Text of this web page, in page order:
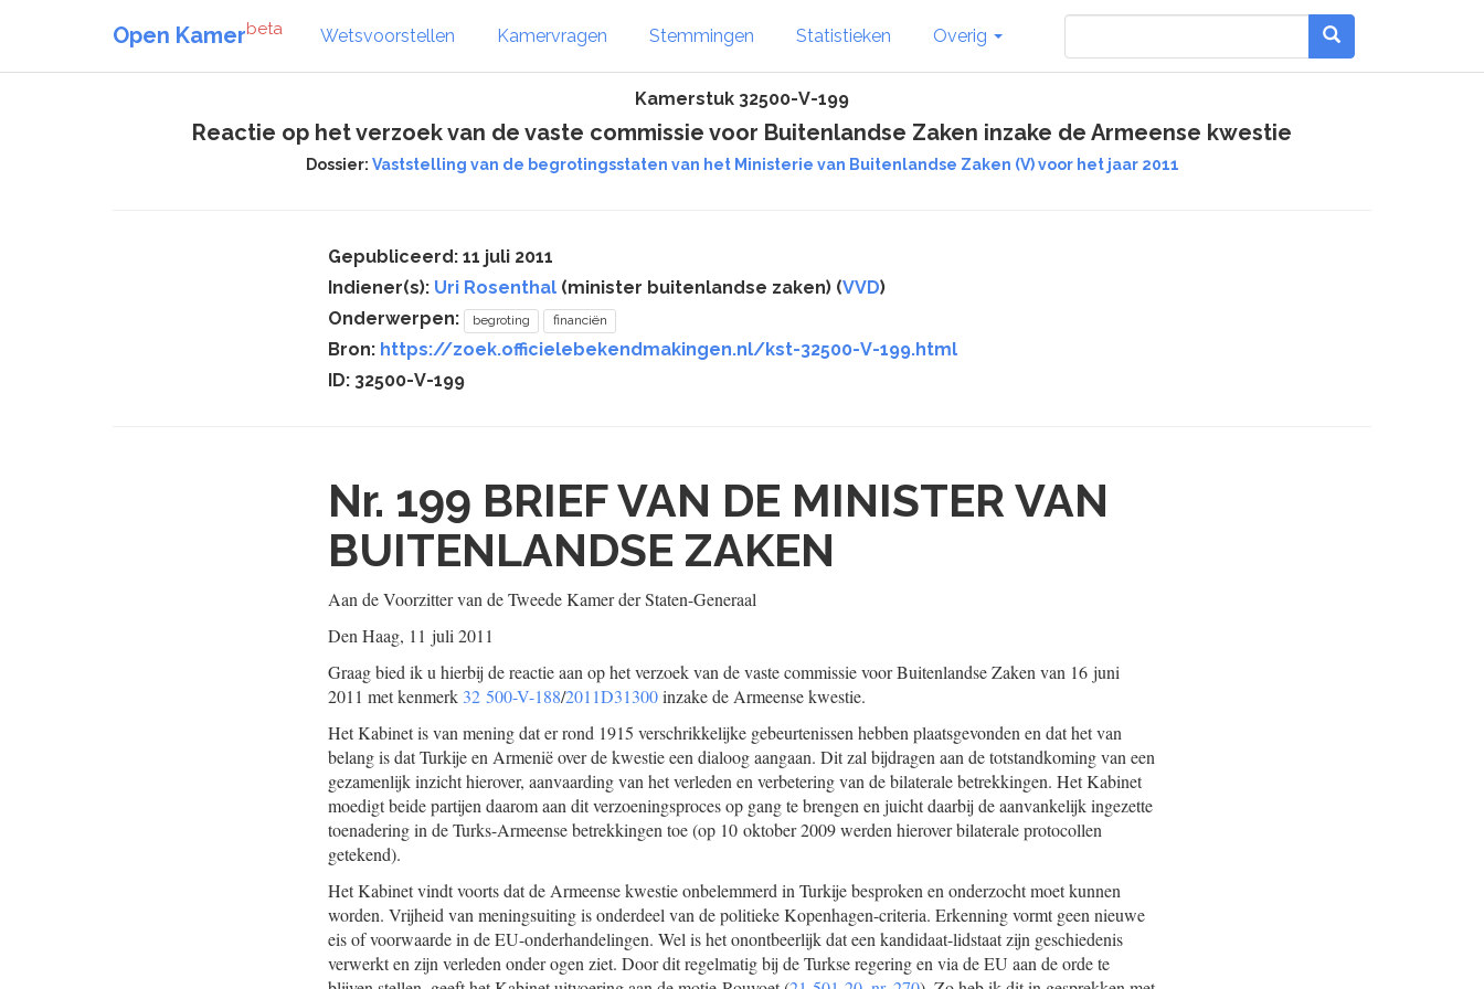
Open Kamerbeta Wetsvoorstellen Kamervragen Stemmingen Statistieken Overig
Kamerstuk 32500-V-199
Reactie op het verzoek van de vaste commissie voor Buitenlandse Zaken inzake de Armeense kwestie
Dossier: Vaststelling van de begrotingsstaten van het Ministerie van Buitenlandse Zaken (V) voor het jaar 2011
Gepubliceerd: 11 juli 2011
Indiener(s): Uri Rosenthal (minister buitenlandse zaken) (VVD)
Onderwerpen:
begroting financiën
Bron: https://zoek.officielebekendmakingen.nl/kst-32500-V-199.html
ID: 32500-V-199
Nr. 199 BRIEF VAN DE MINISTER VAN
BUITENLANDSE ZAKEN
Aan de Voorzitter van de Tweede Kamer der Staten-Generaal
Den Haag, 11 juli 2011
Graag bied ik u hierbij de reactie aan op het verzoek van de vaste commissie voor Buitenlandse Zaken van 16 juni
2011 met kenmerk 32 500-V-188/2011D31300inzake de Armeense kwestie.
Het Kabinet is van mening dat er rond 1915 verschrikkelijke gebeurtenissen hebben plaatsgevonden en dat het van
belang is dat Turkije en Armenië over de kwestie een dialoog aangaan. Dit zal bijdragen aan de totstandkoming van een
gezamenlijk inzicht hierover, aanvaarding van het verleden en verbetering van de bilaterale betrekkingen. Het Kabinet
moedigt beide partijen daarom aan dit verzoeningsproces op gang te brengen en juicht daarbij de aanvankelijk ingezette
toenadering in de Turks-Armeense betrekkingen toe (op 10 oktober 2009 werden hierover bilaterale protocollen
getekend).
Het Kabinet vindt voorts dat de Armeense kwestie onbelemmerd in Turkije besproken en onderzocht moet kunnen
worden. Vrijheid van meningsuiting is onderdeel van de politieke Kopenhagen-criteria. Erkenning vormt geen nieuwe
eis of voorwaarde in de EU-onderhandelingen. Wel is het onontbeerlijk dat een kandidaat-lidstaat zijn geschiedenis
verwerkt en zijn verleden onder ogen ziet. Door dit regelmatig bij de Turkse regering en via de EU aan de orde te